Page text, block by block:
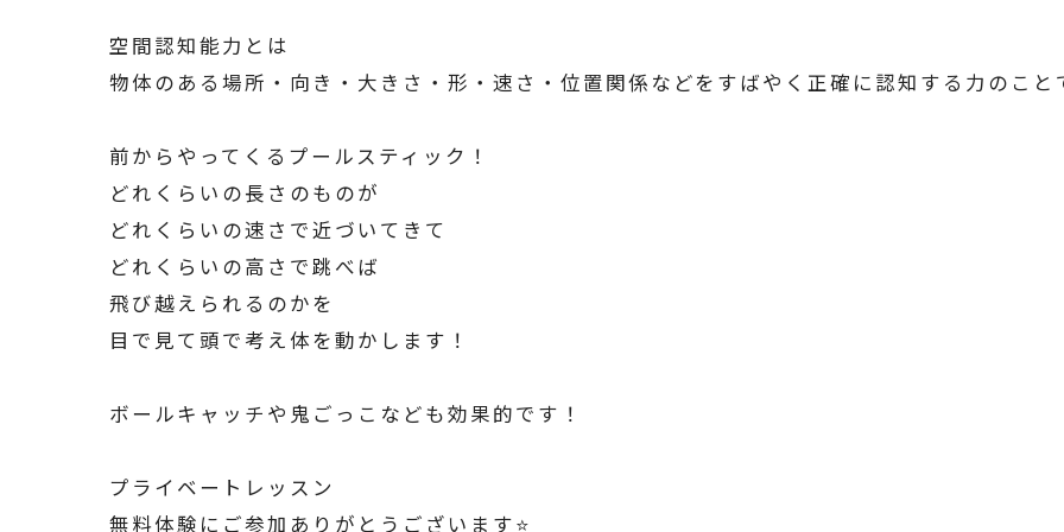
空間認知能力とは
物体のある場所・向き・大きさ・形・速さ・位置関係などをすばやく正確に認知する力のこと
前からやってくるプールスティック！
どれくらいの長さのものが
どれくらいの速さで近づいてきて
どれくらいの高さで跳べば
飛び越えられるのかを
目で見て頭で考え体を動かします！
ボールキャッチや鬼ごっこなども効果的です！
プライベートレッスン
無料体験にご参加ありがとうございます⭐️